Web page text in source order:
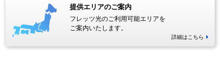
提供エリアのご案内
フレッツ光のご利用可能エリアを
ご案内いたします。
詳細はこちら